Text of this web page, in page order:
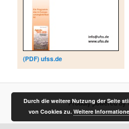
(PDF) ufss.de
Proudly powered by
Durch die weitere Nutzung der Seite
von Cookies zu.Weitere